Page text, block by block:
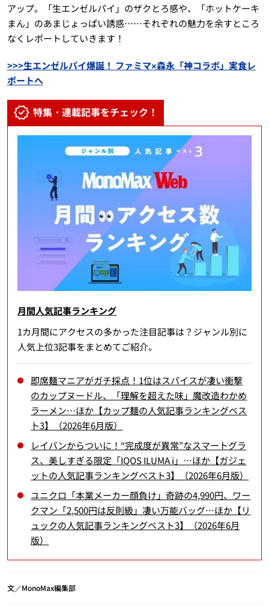
アップ。「生エンゼルパイ」のザクとろ感や、「ホットケーキ
まん」のあまじょっぱい誘惑……それぞれの魅力を余すところ
なくレポートしていきます！
>>>生エンゼルパイ爆誕！ ファミマ×森永「神コラボ」実食レ
ポートへ
特集・連載記事をチェック！
月間人気記事ランキング
1カ月間にアクセスの多かった注目記事は？ジャンル別に
人気上位3記事をまとめてご紹介。
即席麺マニアがガチ採点！1位はスパイスが凄い衝撃
のカップヌードル、「理解を超えた味」魔改造わかめ
ラーメン…ほか【カップ麺の人気記事ランキングベス
ト3】（2026年6月版）
レイバンからついに！“完成度が異常”なスマートグラ
ス、美しすぎる限定「IQOS ILUMA i」…ほか【ガジェ
ットの人気記事ランキングベスト3】（2026年6月版）
ユニクロ「本業メーカー顔負け」奇跡の4,990円、ワー
クマン「2,500円は反則級」凄い万能バッグ…ほか【リ
ュックの人気記事ランキングベスト3】（2026年6月
版）
文／MonoMax編集部